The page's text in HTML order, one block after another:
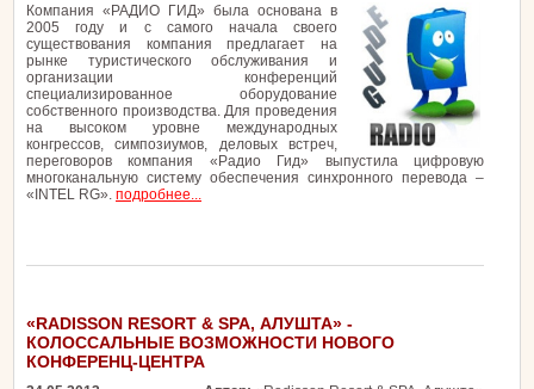
Компания «РАДИО ГИД» была основана в
2005 году и с самого начала своего
существования компания предлагает на
рынке туристического обслуживания и
организации конференций
специализированное оборудование
собственного производства. Для проведения
на высоком уровне международных
конгрессов, симпозиумов, деловых встреч,
переговоров компания «Радио Гид» выпустила цифровую
многоканальную систему обеспечения синхронного перевода –
«INTEL RG». подробнее...
«RADISSON RESORT & SPA, АЛУШТА» -
КОЛОССАЛЬНЫЕ ВОЗМОЖНОСТИ НОВОГО
КОНФЕРЕНЦ-ЦЕНТРА